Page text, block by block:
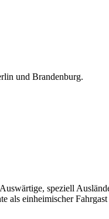
und Brandenburg.
speziell
als einheimischer